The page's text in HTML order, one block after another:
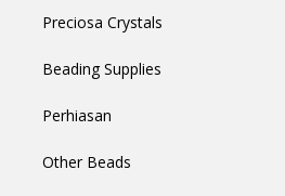
Preciosa Crystals
Beading Supplies
Perhiasan
Other Beads